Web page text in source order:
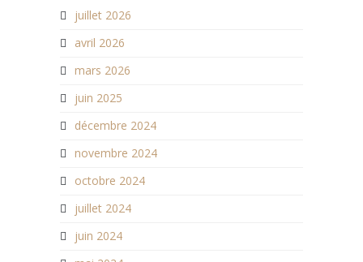
juillet 2026
avril 2026
mars 2026
juin 2025
décembre 2024
novembre 2024
octobre 2024
juillet 2024
juin 2024